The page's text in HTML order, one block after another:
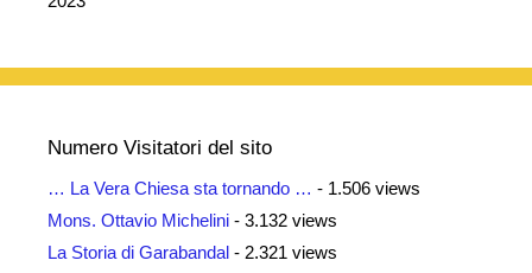
Numero Visitatori del sito
… La Vera Chiesa sta tornando … - 1.506 views
Mons. Ottavio Michelini - 3.132 views
La Storia di Garabandal - 2.321 views